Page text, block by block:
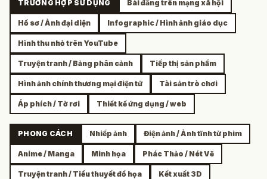
TRƯỜNG HỢP SỬ DỤNG Bài đăng trên mạng xã hội
Hồ sơ / Ảnh đại diện Infographic / Hình ảnh giáo dục
Hình thu nhỏ trên YouTube
Truyện tranh / Bảng phân cảnh Tiếp thị sản phẩm
Hình ảnh chính thương mại điện tử Tài sản trò chơi
Áp phích / Tờ rơi Thiết kế ứng dụng / web
PHONG CÁCH Nhiếp ảnh Điện ảnh / Ảnh tĩnh từ phim
Anime / Manga Minh họa Phác Thảo / Nét Vẽ
Truyện tranh / Tiểu thuyết đồ họa Kết xuất 3D